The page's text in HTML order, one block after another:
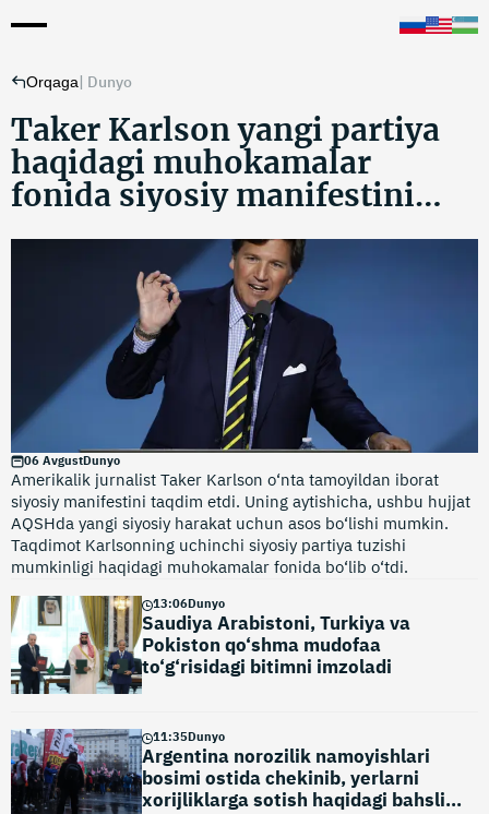
Orqaga| Dunyo
13:06Dunyo
Saudiya Arabistoni, Turkiya va
Pokiston qo‘shma mudofaa
to‘g‘risidagi bitimni imzoladi
11:35Dunyo
Argentina norozilik namoyishlari
bosimi ostida chekinib, yerlarni
xorijliklarga sotish haqidagi bahsli
Taker Karlson yangi partiya
haqidagi muhokamalar
fonida siyosiy manifestini
06 AvgustDunyo
Amerikalik jurnalist Taker Karlson o‘nta tamoyildan iborat
siyosiy manifestini taqdim etdi. Uning aytishicha, ushbu hujjat
AQSHda yangi siyosiy harakat uchun asos bo‘lishi mumkin.
Taqdimot Karlsonning uchinchi siyosiy partiya tuzishi
mumkinligi haqidagi muhokamalar fonida bo‘lib o‘tdi.